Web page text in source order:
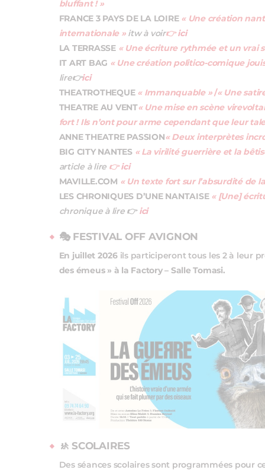
bluffant ! »
FRANCE 3 PAYS DE LA LOIRE « Une création
internationale » itw à voir👉ici
LA TERRASSE « Une écriture rythmée et un vrai
IT ART BAG « Une création politico-comique
lire👉ici
THEATROTHEQUE « Immanquable »/« Une
THEATRE AU VENT« Une mise en scène
fort ! Ils n’ont pour arme cependant que leur
ANNE THEATRE PASSION « Deux interprètes
BIG CITY NANTES « La virilité guerrière et la
article à lire 👉ici
MAVILLE.COM « Un texte fort sur l’absurdité de
LES CHRONIQUES D’UNE NANTAISE « [Une]
chronique à lire 👉 ici
🎭 FESTIVAL OFF AVIGNON
En juillet 2026ils participeront tous les 2 à leur
des émeus » à la Factory – Salle Tomasi.
🚸 SCOLAIRES
Des séances scolaires sont programmées pour